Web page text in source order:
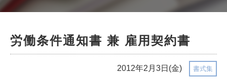
労働条件通知書 兼 雇用契約書
2012年2月3日(金) 書式集